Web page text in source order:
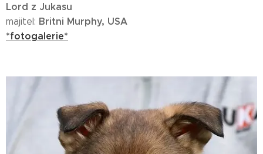
Lord z Jukasu
majitel: Britni Murphy, USA
*fotogalerie*